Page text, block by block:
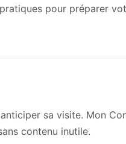
pour préparer
sa visite. Mon
contenu inutile.